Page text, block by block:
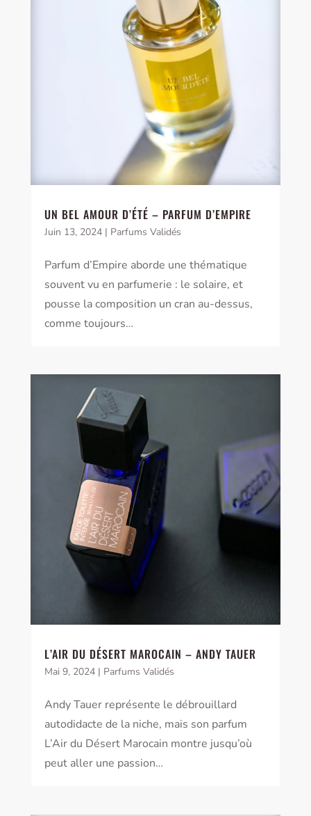
UN BEL AMOUR D’ÉTÉ – PARFUM D’EMPIRE
Juin 13, 2024| Parfums Validés
Parfum d’Empire aborde une thématique
souvent vu en parfumerie : le solaire, et
pousse la composition un cran au-dessus,
comme toujours…
L’AIR DU DÉSERT MAROCAIN – ANDY TAUER
Mai 9, 2024| Parfums Validés
Andy Tauer représente le débrouillard
autodidacte de la niche, mais son parfum
L’Air du Désert Marocain montre jusqu’où
peut aller une passion…